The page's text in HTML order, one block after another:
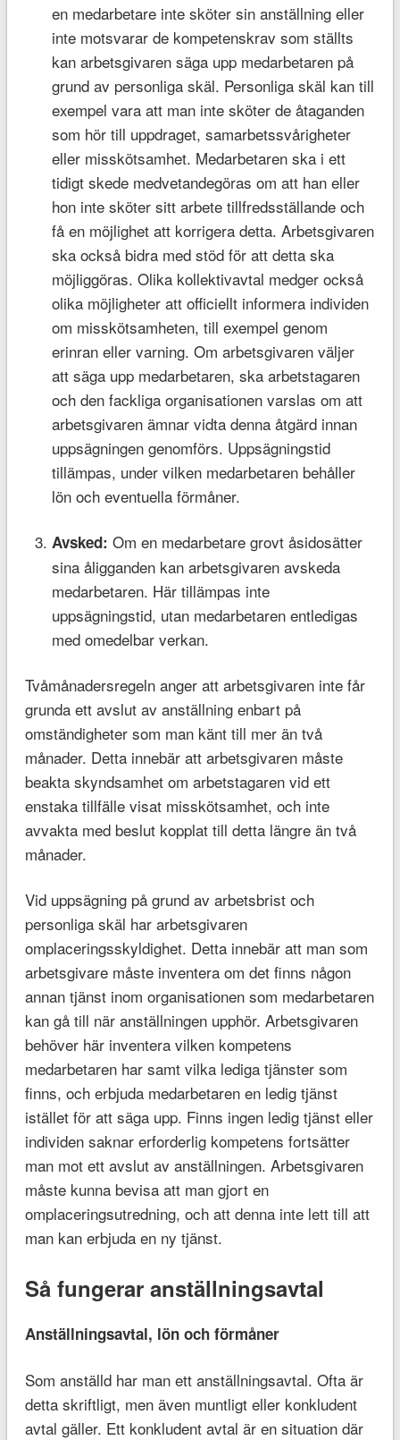
en medarbetare inte sköter sin anställning eller
inte motsvarar de kompetenskrav som ställts
kan arbetsgivaren säga upp medarbetaren på
grund av personliga skäl. Personliga skäl kan till
exempel vara att man inte sköter de åtaganden
som hör till uppdraget, samarbetssvårigheter
eller misskötsamhet. Medarbetaren ska i ett
tidigt skede medvetandegöras om att han eller
hon inte sköter sitt arbete tillfredsställande och
få en möjlighet att korrigera detta. Arbetsgivaren
ska också bidra med stöd för att detta ska
möjliggöras. Olika kollektivavtal medger också
olika möjligheter att officiellt informera individen
om misskötsamheten, till exempel genom
erinran eller varning. Om arbetsgivaren väljer
att säga upp medarbetaren, ska arbetstagaren
och den fackliga organisationen varslas om att
arbetsgivaren ämnar vidta denna åtgärd innan
uppsägningen genomförs. Uppsägningstid
tillämpas, under vilken medarbetaren behåller
lön och eventuella förmåner.
Avsked: Om en medarbetare grovt åsidosätter
sina åligganden kan arbetsgivaren avskeda
medarbetaren. Här tillämpas inte
uppsägningstid, utan medarbetaren entledigas
med omedelbar verkan.
Tvåmånadersregeln anger att arbetsgivaren inte får
grunda ett avslut av anställning enbart på
omständigheter som man känt till mer än två
månader. Detta innebär att arbetsgivaren måste
beakta skyndsamhet om arbetstagaren vid ett
enstaka tillfälle visat misskötsamhet, och inte
avvakta med beslut kopplat till detta längre än två
månader.
Vid uppsägning på grund av arbetsbrist och
personliga skäl har arbetsgivaren
omplaceringsskyldighet. Detta innebär att man som
arbetsgivare måste inventera om det finns någon
annan tjänst inom organisationen som medarbetaren
kan gå till när anställningen upphör. Arbetsgivaren
behöver här inventera vilken kompetens
medarbetaren har samt vilka lediga tjänster som
finns, och erbjuda medarbetaren en ledig tjänst
istället för att säga upp. Finns ingen ledig tjänst eller
individen saknar erforderlig kompetens fortsätter
man mot ett avslut av anställningen. Arbetsgivaren
måste kunna bevisa att man gjort en
omplaceringsutredning, och att denna inte lett till att
man kan erbjuda en ny tjänst.
Så fungerar anställningsavtal
Anställningsavtal, lön och förmåner
Som anställd har man ett anställningsavtal. Ofta är
detta skriftligt, men även muntligt eller konkludent
avtal gäller. Ett konkludent avtal är en situation där